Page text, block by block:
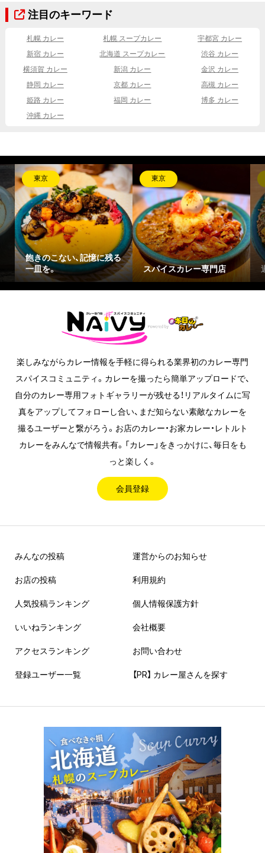
注目のキーワード
札幌 カレー 札幌 スープカレー
宇都宮 カレー
新宿 カレー
北海道 スープカレー
渋谷 カレー
横須賀 カレー
新潟 カレー
金沢 カレー
静岡 カレー
京都 カレー
高槻 カレー
姫路 カレー
福岡 カレー
博多 カレー
沖縄 カレー
東京
飽きのこない、記憶に残る
一皿を。
東京
スパイスカレー専門店
楽しみながらカレー情報を手軽に得られる業界初のカレー専門
スパイスコミュニティ。カレーを撮ったら簡単アップロードで、
自分のカレー専用フォトギャラリーが残せる！リアルタイムに写
真をアップしてフォローし合い、まだ知らない素敵なカレーを
撮るユーザーと繋がろう。お店のカレー・お家カレー・レトルト
カレーをみんなで情報共有。「カレー」をきっかけに、毎日をも
っと楽しく。
会員登録
みんなの投稿
お店の投稿
人気投稿ランキング
いいねランキング
アクセスランキング
登録ユーザー一覧
運営からのお知らせ
利用規約
個人情報保護方針
会社概要
お問い合わせ
【PR】 カレー屋さんを探す